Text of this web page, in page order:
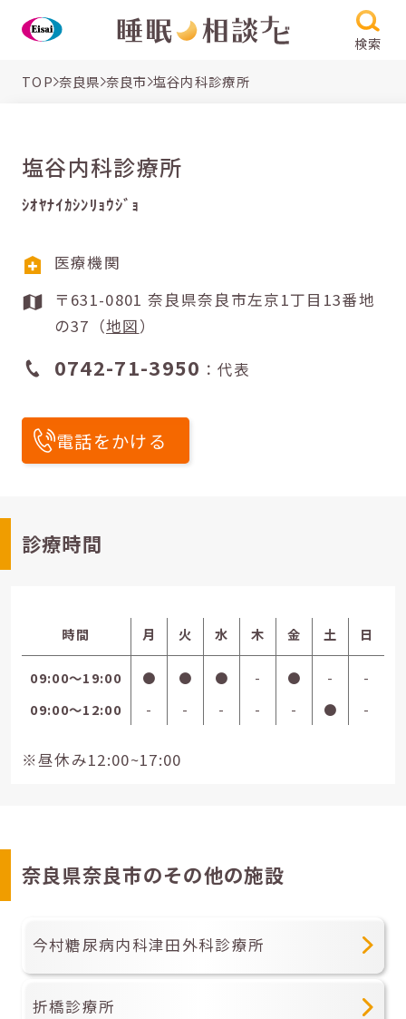
検索
TOP 奈良県 奈良市 塩谷内科診療所
塩谷内科診療所
ｼｵﾔﾅｲｶｼﾝﾘｮｳｼﾞｮ
医療機関
〒631-0801 奈良県奈良市左京1丁目13番地
の37（地図）
0742-71-3950 ：代表
電話をかける
診療時間
時間 月 火 水 木 金 土 日
09:00〜19:00 ● ● ● - ● -
-
09:00〜12:00
- - - - - ● -
※昼休み12:00~17:00
奈良県奈良市のその他の施設
今村糖尿病内科津田外科診療所
折橋診療所